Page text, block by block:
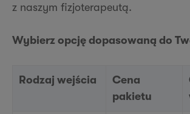
z naszym fizjoterapeutą.
Wybierz opcję dopasowaną do
Rodzaj wejścia
Cena
pakietu